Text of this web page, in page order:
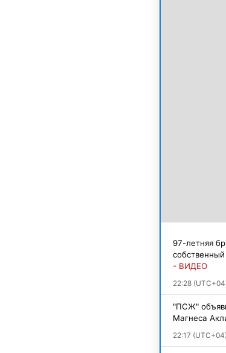
97-летняя
- ВИДЕО
22:28
"ПСЖ"
Магнеса
22:17